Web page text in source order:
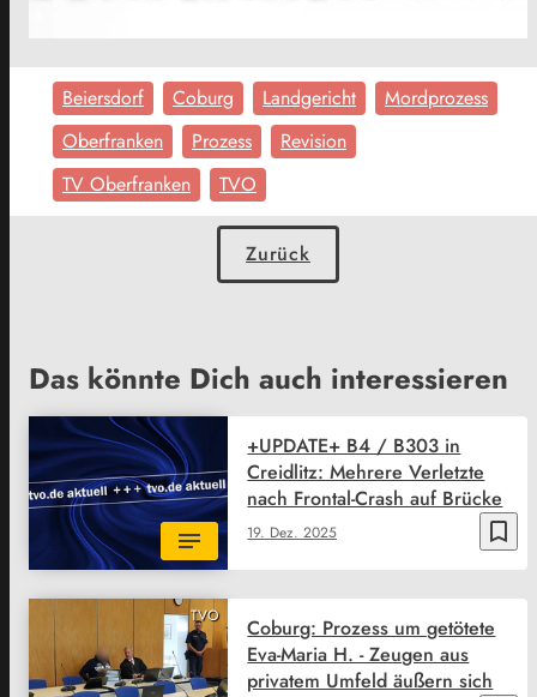
Beiersdorf Coburg Landgericht
Mordprozess
Oberfranken
Prozess
Revision
TV Oberfranken
TVO
Zurück
Das könnte Dich auch interessieren
bookmark_border
19. Dez. 2025
+UPDATE+ B4 / B303 in
Creidlitz: Mehrere Verletzte
nach Frontal-Crash auf Brücke
TVO
Coburg: Prozess um getötete
Eva-Maria H. - Zeugen aus
privatem Umfeld äußern sich